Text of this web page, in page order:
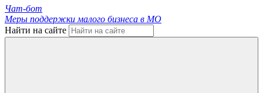
Чат-бот
Меры поддержки малого бизнеса в МО
Найти на сайте